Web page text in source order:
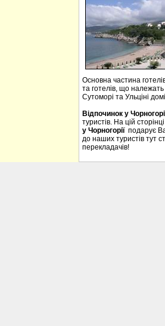
Основна частина
та готелів, що
Сутоморі та Ульціні
Відпочинок у
туристів. На цій
у Чорногоріїподарує
до наших туристів тут
перекладачів!